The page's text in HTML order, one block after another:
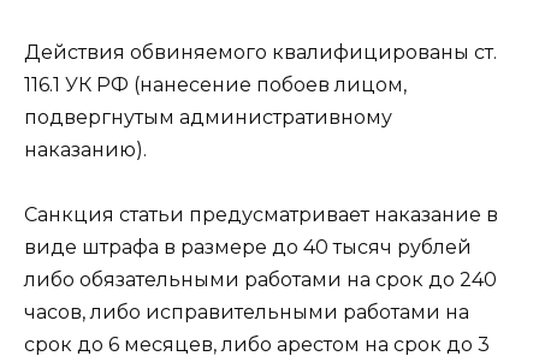
Действия обвиняемого квалифицированы ст.
116.1 УК РФ (нанесение побоев лицом,
подвергнутым административному
наказанию).
Санкция статьи предусматривает наказание в
виде штрафа в размере до 40 тысяч рублей
либо обязательными работами на срок до 240
часов, либо исправительными работами на
срок до 6 месяцев, либо арестом на срок до 3